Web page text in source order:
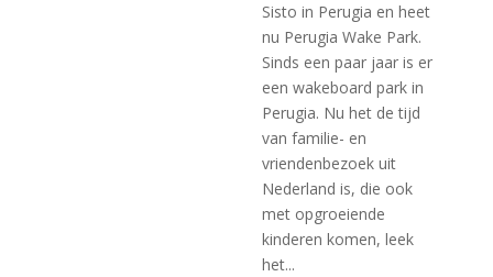
Sisto in Perugia en heet
nu Perugia Wake Park.
Sinds een paar jaar is er
een wakeboard park in
Perugia. Nu het de tijd
van familie- en
vriendenbezoek uit
Nederland is, die ook
met opgroeiende
kinderen komen, leek
het...